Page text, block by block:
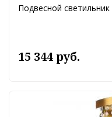
Подвесной
15 344 руб.